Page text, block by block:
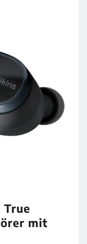
mit